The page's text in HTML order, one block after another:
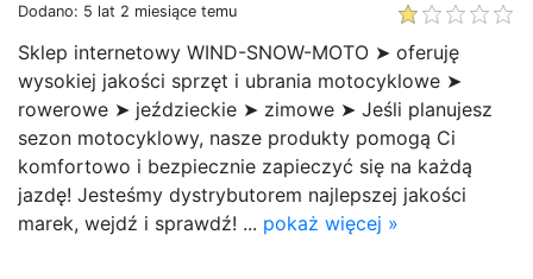
Dodano: 5 lat 2 miesiące temu
Sklep internetowy WIND-SNOW-MOTO ➤ oferuję
wysokiej jakości sprzęt i ubrania motocyklowe ➤
rowerowe ➤ jeździeckie ➤ zimowe ➤ Jeśli planujesz
sezon motocyklowy, nasze produkty pomogą Ci
komfortowo i bezpiecznie zapieczyć się na każdą
jazdę! Jesteśmy dystrybutorem najlepszej jakości
marek, wejdź i sprawdź! ... pokaż więcej »